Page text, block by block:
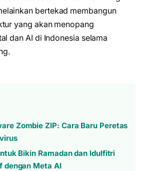
bertekad membangun
yang akan menopang
dan AI di Indonesia selama
Zombie ZIP: Cara Baru Peretas
Bikin Ramadan dan Idulfitri
dengan Meta AI